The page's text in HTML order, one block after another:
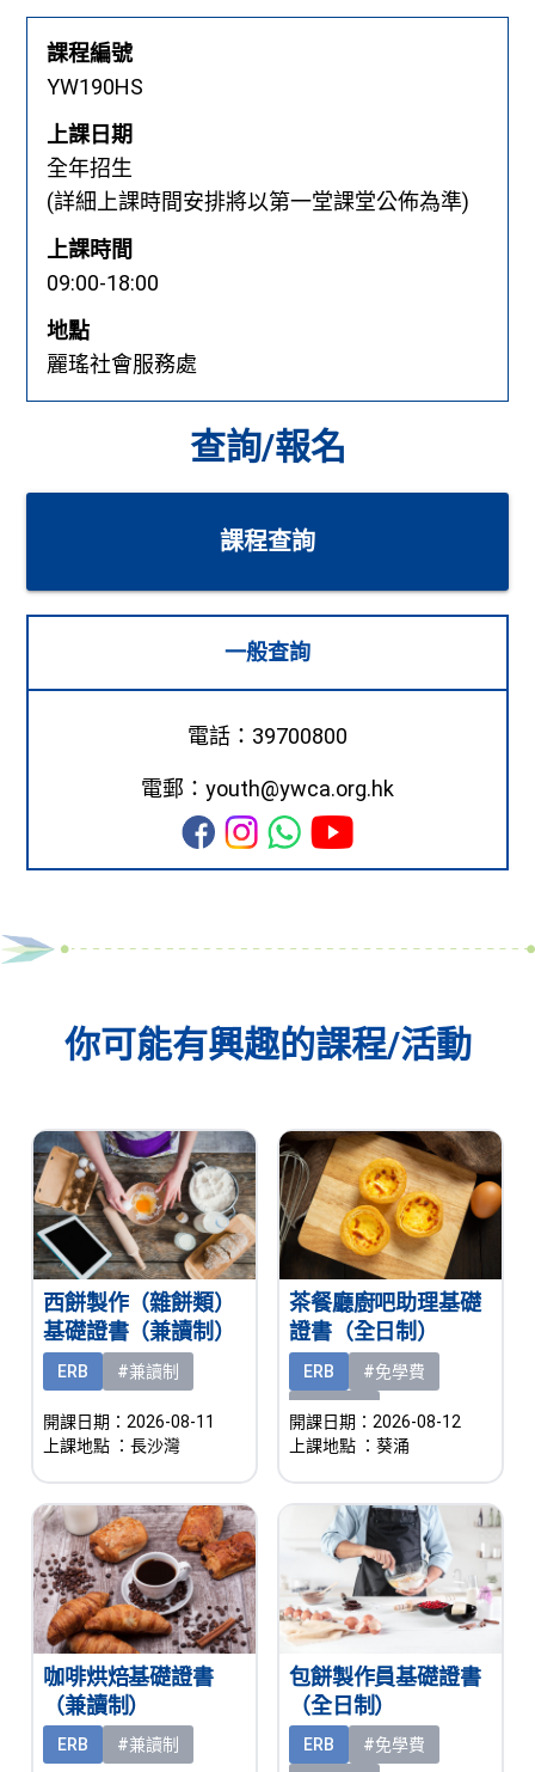
課程編號
YW190HS
上課日期
全年招生
(詳細上課時間安排將以第一堂課堂公佈為準)
上課時間
09:00-18:00
地點
麗瑤社會服務處
查詢/報名
課程查詢
一般查詢
電話：39700800
電郵：youth@ywca.org.hk
你可能有興趣的課程/活動
西餅製作（雜餅類）
基礎證書（兼讀制）
ERB #兼讀制
開課日期：2026-08-11
上課地點 ：長沙灣
茶餐廳廚吧助理基礎
證書（全日制）
ERB
#免學費
#有津貼
開課日期：2026-08-12
上課地點 ：葵涌
咖啡烘焙基礎證書
（兼讀制）
ERB #兼讀制
包餅製作員基礎證書
（全日制）
ERB
#免學費